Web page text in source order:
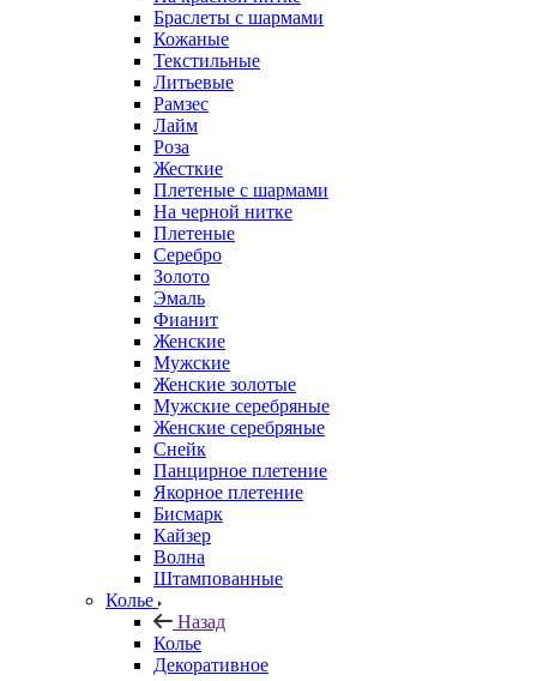
Браслеты с шармами
Кожаные
Текстильные
Литьевые
Рамзес
Лайм
Роза
Жесткие
Плетеные с шармами
На черной нитке
Плетеные
Серебро
Золото
Эмаль
Фианит
Женские
Мужские
Женские золотые
Мужские серебряные
Женские серебряные
Снейк
Панцирное плетение
Якорное плетение
Бисмарк
Кайзер
Волна
Штампованные
Колье
Назад
Колье
Декоративное